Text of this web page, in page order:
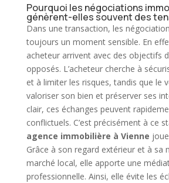
Pourquoi les négociations
génèrent-elles souvent des
Dans une transaction, les
toujours un moment sensible. En
acheteur arrivent avec des objectifs
opposés. L’acheteur cherche à
et à limiter les risques, tandis que le
valoriser son bien et préserver ses
clair, ces échanges peuvent
conflictuels. C’est précisément à ce
agence immobilière à Vienne
Grâce à son regard extérieur et à sa
marché local, elle apporte une
professionnelle. Ainsi, elle évite les